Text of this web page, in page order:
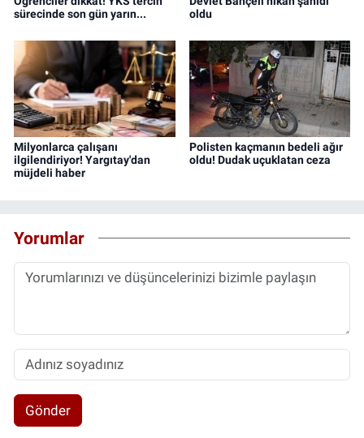
sürecinde son gün yarın...
oldu
Milyonlarca çalışanı
ilgilendiriyor! Yargıtay'dan
müjdeli haber
Polisten kaçmanın bedeli ağır
oldu! Dudak uçuklatan ceza
Yorumlar
Gönder